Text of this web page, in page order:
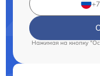
Нажимая на кнопку